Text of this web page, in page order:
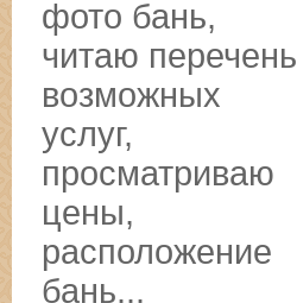
фото бань,
читаю перечень
возможных
услуг,
просматриваю
цены,
расположение
бань...